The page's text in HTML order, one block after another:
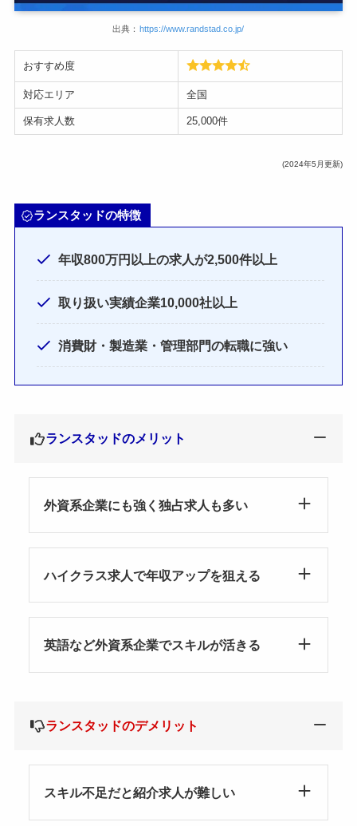
出典： https://www.randstad.co.jp/
おすすめ度
対応エリア 全国
保有求人数 25,000件
(2024年5月更新)
ランスタッドの特徴
年収800万円以上の求人が2,500件以上
取り扱い実績企業10,000社以上
消費財・製造業・管理部門の転職に強い
ランスタッドのメリット
外資系企業にも強く独占求人も多い
ハイクラス求人で年収アップを狙える
英語など外資系企業でスキルが活きる
ランスタッドのデメリット
スキル不足だと紹介求人が難しい